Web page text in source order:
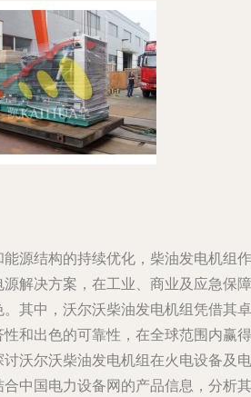
源结构的持续优化，柴油发电机组作
解决方案，在工业、商业及应急保障
其中，沃尔沃柴油发电机组凭借其卓
和出色的可靠性，在全球范围内赢得
沃尔沃柴油发电机组在火电设备及电
中国电力设备网的产品信息，分析其